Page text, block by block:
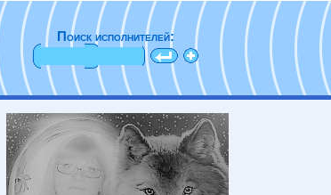
Поиск исполнителей: